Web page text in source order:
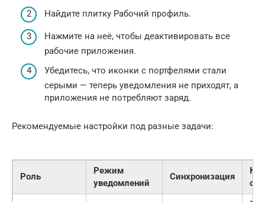
Найдите плитку Рабочий профиль.
Нажмите на неё, чтобы деактивировать все
рабочие приложения.
Убедитесь, что иконки с портфелями стали
серыми — теперь уведомления не приходят, а
приложения не потребляют заряд.
Рекомендуемые настройки под разные задачи:
Роль
Режим
уведомлений
Синхронизация